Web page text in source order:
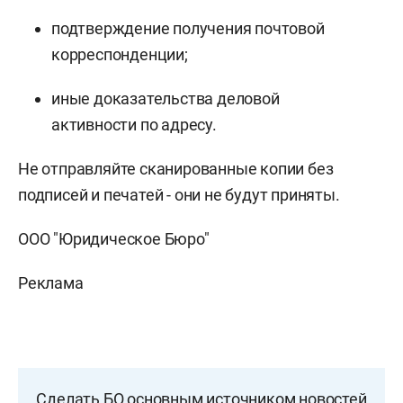
подтверждение получения почтовой
корреспонденции;
иные доказательства деловой
активности по адресу.
Не отправляйте сканированные копии без
подписей и печатей - они не будут приняты.
ООО "Юридическое Бюро"
Реклама
Сделать БО основным источником новостей